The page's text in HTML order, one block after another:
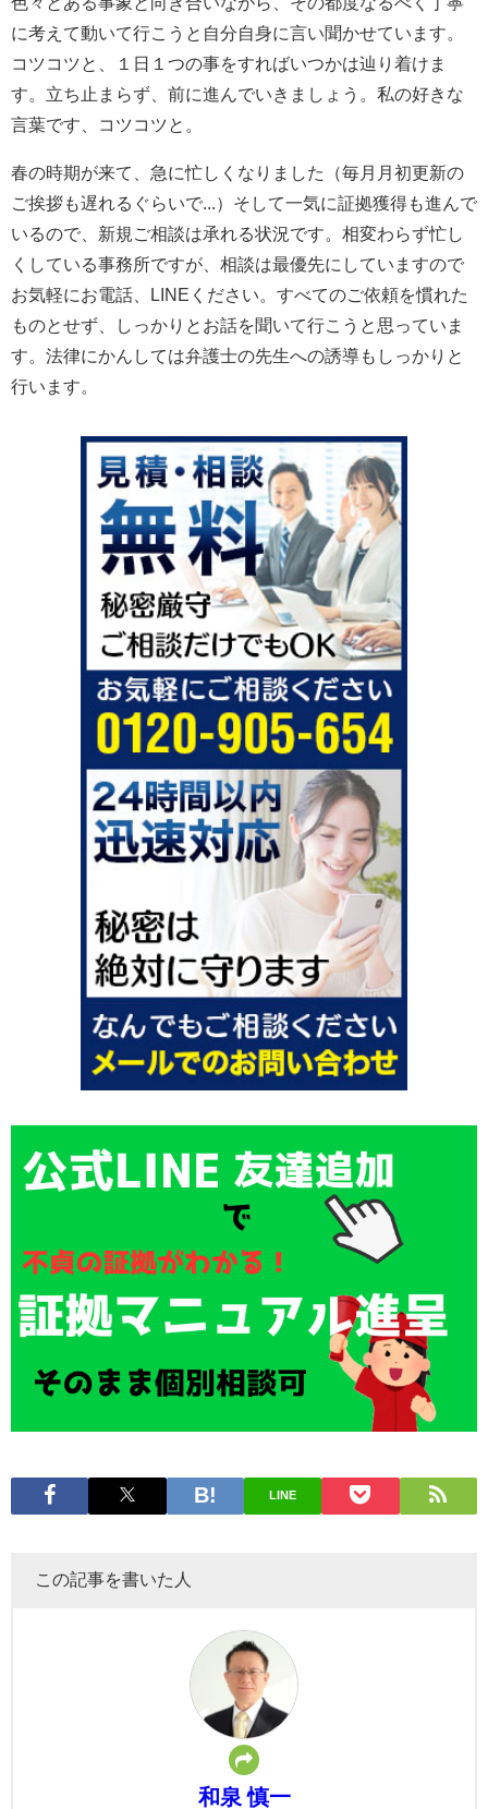
に考えて動いて行こうと自分自身に言い聞かせています。
コツコツと、１日１つの事をすればいつかは辿り着けま
す。立ち止まらず、前に進んでいきましょう。私の好きな
言葉です、コツコツと。
春の時期が来て、急に忙しくなりました（毎月月初更新の
ご挨拶も遅れるぐらいで...）そして一気に証拠獲得も進んで
いるので、新規ご相談は承れる状況です。相変わらず忙し
くしている事務所ですが、相談は最優先にしていますので
お気軽にお電話、LINEください。すべてのご依頼を慣れた
ものとせず、しっかりとお話を聞いて行こうと思っていま
す。法律にかんしては弁護士の先生への誘導もしっかりと
行います。
LINE
この記事を書いた人
和泉 慎一